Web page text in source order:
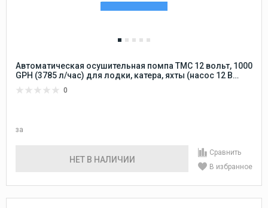
Автоматическая осушительная помпа TMC 12 вольт, 1000
GPH (3785 л/час) для лодки, катера, яхты (насос 12 В
трюмная водооткачивающая)
0
за
НЕТ В НАЛИЧИИ
Сравнить
В избранное